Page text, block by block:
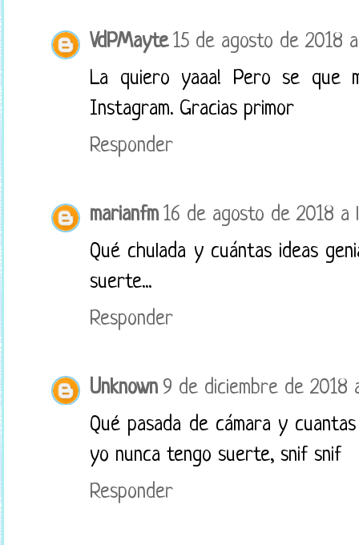
VdPMayte 15 de agosto de 2018
La quiero yaaa! Pero se
Instagram. Gracias primor
Responder
marianfm 16 de agosto de 2018 a
Qué chulada y cuántas ideas
suerte...
Responder
Unknown 9 de diciembre de 2018
Qué pasada de cámara y
yo nunca tengo suerte, snif snif
Responder